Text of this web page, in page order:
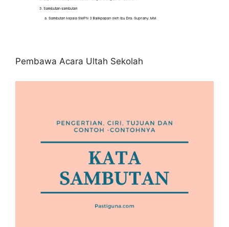
Pembawa Acara Ultah Sekolah